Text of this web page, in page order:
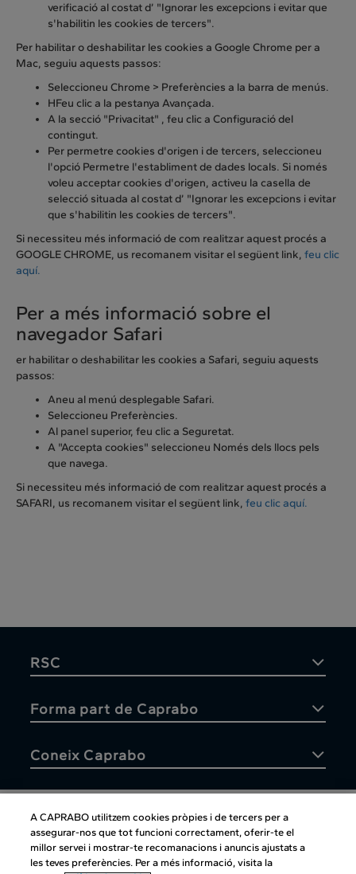
verificació al costat d’ "Ignorar les excepcions i evitar que
s'habilitin les cookies de tercers".
Per habilitar o deshabilitar les cookies a Google Chrome per a
Mac, seguiu aquests passos:
Seleccioneu Chrome > Preferències a la barra de menús.
HFeu clic a la pestanya Avançada.
A la secció "Privacitat" , feu clic a Configuració del
contingut.
Per permetre cookies d'origen i de tercers, seleccioneu
l'opció Permetre l'establiment de dades locals. Si només
voleu acceptar cookies d'origen, activeu la casella de
selecció situada al costat d’ "Ignorar les excepcions i evitar
que s'habilitin les cookies de tercers".
Si necessiteu més informació de com realitzar aquest procés a
GOOGLE CHROME, us recomanem visitar el següent link, feu clic
aquí.
Per a més informació sobre el
navegador Safari
er habilitar o deshabilitar les cookies a Safari, seguiu aquests
passos:
Aneu al menú desplegable Safari.
Seleccioneu Preferències.
Al panel superior, feu clic a Seguretat.
A "Accepta cookies" seleccioneu Només dels llocs pels
que navega.
Si necessiteu més informació de com realitzar aquest procés a
SAFARI, us recomanem visitar el següent link, feu clic aquí.
RSC
Forma part de Caprabo
Coneix Caprabo
Atenció al client
A CAPRABO utilitzem cookies pròpies i de tercers per a
assegurar-nos que tot funcioni correctament, oferir-te el
millor servei i mostrar-te recomanacions i anuncis ajustats a
les teves preferències. Per a més informació, visita la